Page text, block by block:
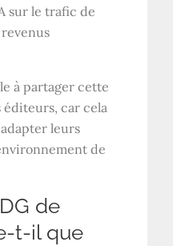
sur le trafic de
à partager cette
car cela
leurs
de
de
t-il que